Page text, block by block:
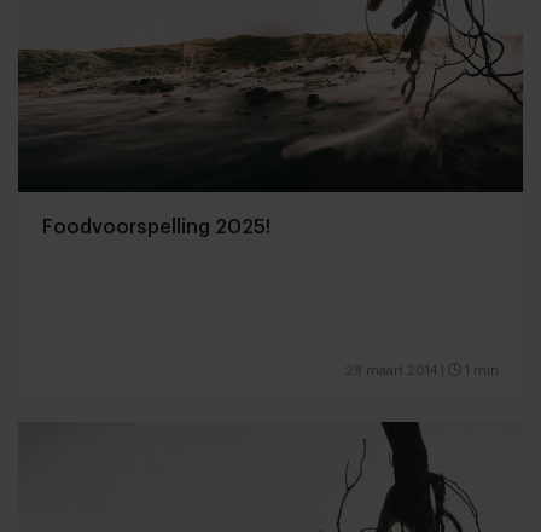
Foodvoorspelling 2025!
28 maart 2014 1 min